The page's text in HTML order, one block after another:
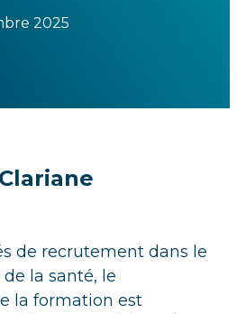
2025
de recrutement dans le
la santé, le
la formation est